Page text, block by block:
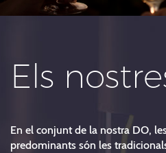
Els
En el conjunt de la nostra DO,
predominants són les